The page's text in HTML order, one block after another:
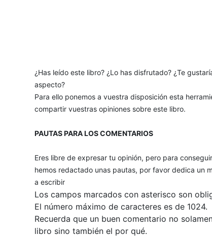
¿Has leído este libro? ¿Lo has disfrutado? ¿Te
aspecto?
Para ello ponemos a vuestra disposición esta
compartir vuestras opiniones sobre este libro.
PAUTAS PARA LOS COMENTARIOS
Eres libre de expresar tu opinión, pero para
hemos redactado unas pautas, por favor dedica un
a escribir
Los campos marcados con asterisco son
El número máximo de caracteres es de 1024.
Recuerda que un buen comentario no
libro sino también el por qué.